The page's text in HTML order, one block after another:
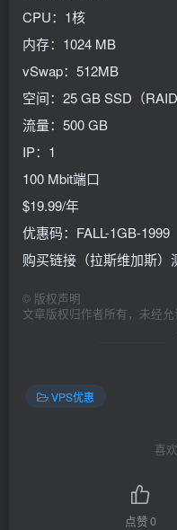
CPU：1核
内存：1024 MB
vSwap：512MB
空间：25 GB SSD（RAID
流量：500 GB
IP：1
100 Mbit端口
$19.99/年
优惠码：FALL-1GB-1999
购买链接（拉斯维加斯）
© 版权声明
文章版权归作者所有，未经允
VPS优惠
喜
点赞0